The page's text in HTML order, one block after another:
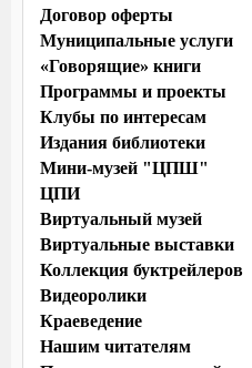
Договор оферты
Муниципальные услуги
«Говорящие» книги
Программы и проекты
Клубы по интересам
Издания библиотеки
Мини-музей "ЦПШ"
ЦПИ
Виртуальный музей
Виртуальные выставки
Коллекция буктрейлеров
Видеоролики
Краеведение
Нашим читателям